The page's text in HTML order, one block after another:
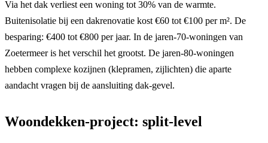
Via het dak verliest een woning tot 30% van de warmte.
Buitenisolatie bij een dakrenovatie kost €60 tot €100 per m². De
besparing: €400 tot €800 per jaar. In de jaren-70-woningen van
Zoetermeer is het verschil het grootst. De jaren-80-woningen
hebben complexe kozijnen (klepramen, zijlichten) die aparte
aandacht vragen bij de aansluiting dak-gevel.
Woondekken-project: split-level